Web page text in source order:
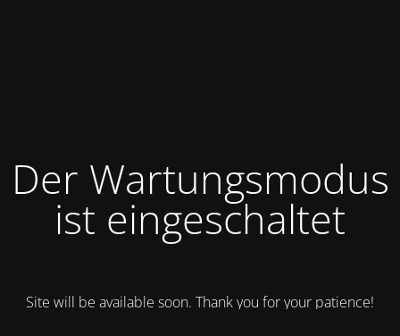
Der Wartungsmodus
ist eingeschaltet
Site will be available soon. Thank you for your patience!